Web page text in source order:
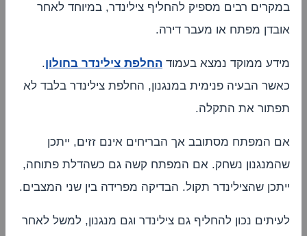
במקרים רבים מספיק להחליף צילינדר, במיוחד לאחר
אובדן מפתח או מעבר דירה.
מידע ממוקד נמצא בעמוד החלפת צילינדר בחולון.
כאשר הבעיה פנימית במנגנון, החלפת צילינדר בלבד לא
תפתור את התקלה.
אם המפתח מסתובב אך הבריחים אינם זזים, ייתכן
שהמנגנון נשחק. אם המפתח קשה גם כשהדלת פתוחה,
ייתכן שהצילינדר תקול. הבדיקה מפרידה בין שני המצבים.
לעיתים נכון להחליף גם צילינדר וגם מנגנון, למשל לאחר